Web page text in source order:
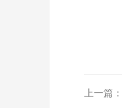
上一篇：